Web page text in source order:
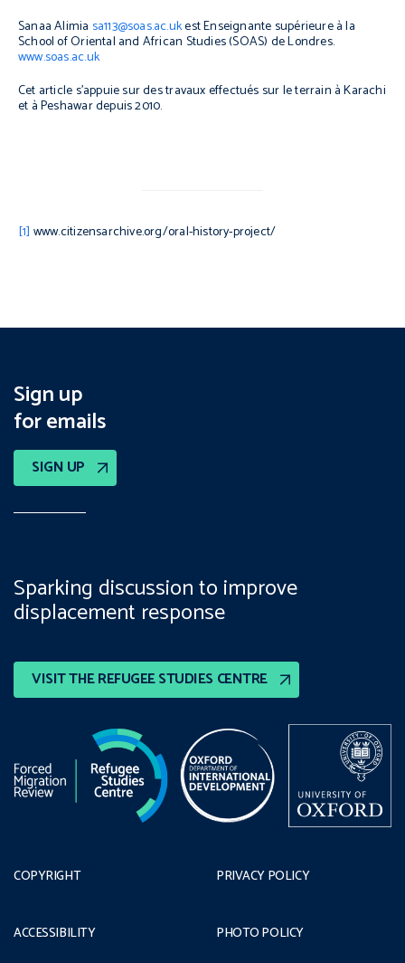
Sanaa Alimia sa113@soas.ac.ukest Enseignante supérieure à la
School of Oriental and African Studies (SOAS) de Londres.
www.soas.ac.uk
Cet article s’appuie sur des travaux effectués sur le terrain à Karachi
et à Peshawar depuis 2010.
[1] www.citizensarchive.org/oral-history-project/
Sign up
for emails
SIGN UP
VISIT THE REFUGEE STUDIES CENTRE
Sparking discussion to improve
displacement response
COPYRIGHT
ACCESSIBILITY
PRIVACY POLICY
PHOTO POLICY